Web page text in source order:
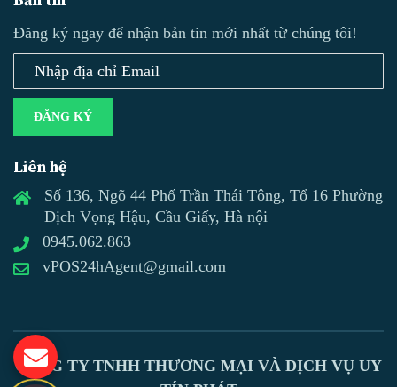
Đăng ký ngay để nhận bản tin mới nhất từ chúng tôi!
ĐĂNG KÝ
Liên hệ
Số 136, Ngõ 44 Phố Trần Thái Tông, Tổ 16 Phường
Dịch Vọng Hậu, Cầu Giấy, Hà nội
0945.062.863
vPOS24hAgent@gmail.com
CÔNG TY TNHH THƯƠNG MẠI VÀ DỊCH VỤ UY